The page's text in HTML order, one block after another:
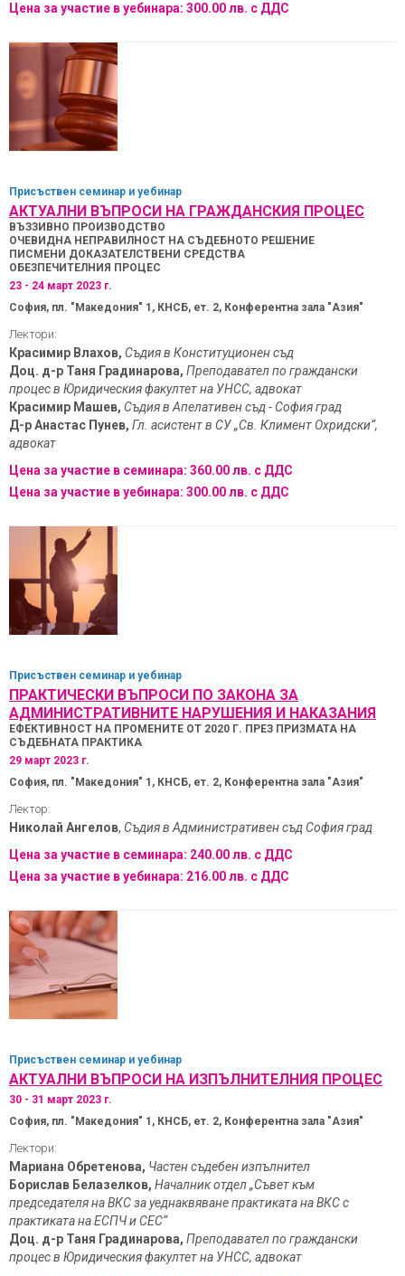
Цена за участие в уебинара: 300.00 лв. с ДДС
Присъствен семинар и уебинар
АКТУАЛНИ ВЪПРОСИ НА ГРАЖДАНСКИЯ ПРОЦЕС
ВЪЗЗИВНО ПРОИЗВОДСТВО
ОЧЕВИДНА НЕПРАВИЛНОСТ НА СЪДЕБНОТО РЕШЕНИЕ
ПИСМЕНИ ДОКАЗАТЕЛСТВЕНИ СРЕДСТВА
ОБЕЗПЕЧИТЕЛНИЯ ПРОЦЕС
23 - 24 март 2023 г.
София, пл. "Македония" 1, КНСБ, ет. 2, Конферентна зала "Азия"
Лектори:
Красимир Влахов, Съдия в Конституционен съд
Доц. д-р Таня Градинарова, Преподавател по граждански
процес в Юридическия факултет на УНСС, адвокат
Красимир Машев, Съдия в Апелативен съд - София град
Д-р Анастас Пунев, Гл. асистент в СУ „Св. Климент Охридски“,
адвокат
Цена за участие в семинара: 360.00 лв. с ДДС
Цена за участие в уебинара: 300.00 лв. с ДДС
Присъствен семинар и уебинар
ПРАКТИЧЕСКИ ВЪПРОСИ ПО ЗАКОНА ЗА
АДМИНИСТРАТИВНИТЕ НАРУШЕНИЯ И НАКАЗАНИЯ
ЕФЕКТИВНОСТ НА ПРОМЕНИТЕ ОТ 2020 Г. ПРЕЗ ПРИЗМАТА НА
СЪДЕБНАТА ПРАКТИКА
29 март 2023 г.
София, пл. "Македония" 1, КНСБ, ет. 2, Конферентна зала "Азия"
Лектор:
Николай Ангелов, Съдия в Административен съд София град
Цена за участие в семинара: 240.00 лв. с ДДС
Цена за участие в уебинара: 216.00 лв. с ДДС
Присъствен семинар и уебинар
АКТУАЛНИ ВЪПРОСИ НА ИЗПЪЛНИТЕЛНИЯ ПРОЦЕС
30 - 31 март 2023 г.
София, пл. "Македония" 1, КНСБ, ет. 2, Конферентна зала "Азия"
Лектори:
Мариана Обретенова, Частен съдебен изпълнител
Борислав Белазелков, Началник отдел „Съвет към
председателя на ВКС за уеднаквяване практиката на ВКС с
практиката на ЕСПЧ и СЕС“
Доц. д-р Таня Градинарова, Преподавател по граждански
процес в Юридическия факултет на УНСС, адвокат